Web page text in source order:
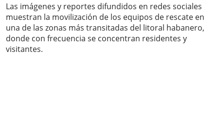
Las imágenes y reportes difundidos en redes sociales
muestran la movilización de los equipos de rescate en
una de las zonas más transitadas del litoral habanero,
donde con frecuencia se concentran residentes y
visitantes.